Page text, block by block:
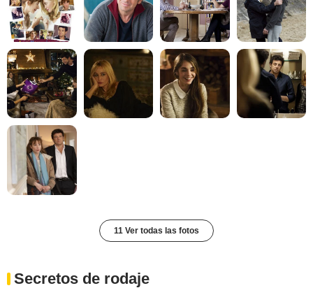
11 Ver todas las fotos
Secretos de rodaje